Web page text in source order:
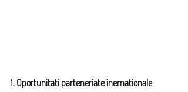
1. Oportunitati parteneriate inernationale